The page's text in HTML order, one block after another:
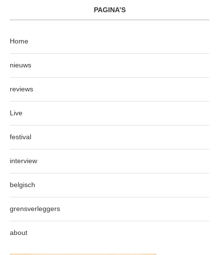
PAGINA’S
Home
nieuws
reviews
Live
festival
interview
belgisch
grensverleggers
about